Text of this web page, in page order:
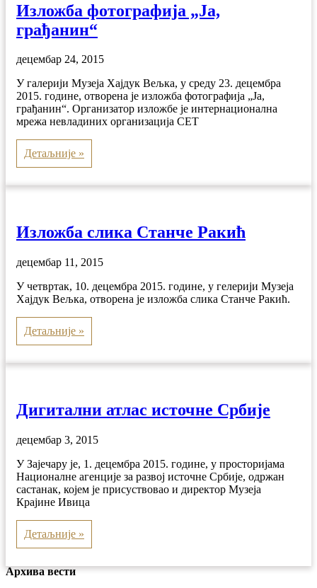
Изложба фотографија „Ја,
грађанин“
децембар 24, 2015
У галерији Музеја Хајдук Вељка, у среду 23. децембра
2015. године, отворена је изложба фотографија „Ја,
грађанин“. Организатор изложбе је интернационална
мрежа невладиних организација CET
Детаљније »
Изложба слика Станче Ракић
децембар 11, 2015
У четвртак, 10. децембра 2015. године, у гелерији Музеја
Хајдук Вељка, отворена је изложба слика Станче Ракић.
Детаљније »
Дигитални атлас источне Србије
децембар 3, 2015
У Зајечару је, 1. децембра 2015. године, у просторијама
Националне агенције за развој источне Србије, одржан
састанак, којем је присуствовао и директор Музеја
Крајине Ивица
Детаљније »
Архива вести